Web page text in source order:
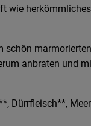
wie
schön
anbraten und
Dürrfleisch**,